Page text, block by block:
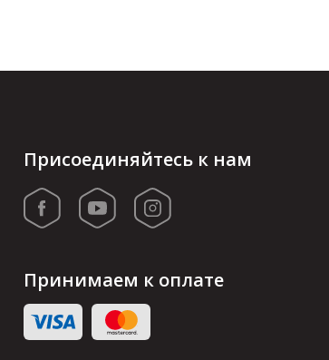
Присоединяйтесь к нам
Принимаем к оплате